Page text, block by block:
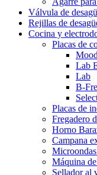
Válvula de
Rejillas de
Cocina y
Placas de
Mood
Lab
Lab
B-
Placas de
Fregadero
Horno
Campana
Máquina
Sellador al